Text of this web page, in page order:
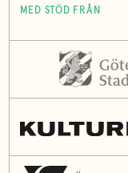
MED STÖD FRÅN